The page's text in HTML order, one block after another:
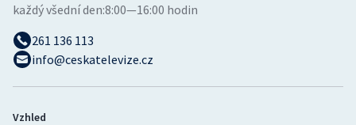
každý všední den:8:00—16:00 hodin
261 136 113
info@ceskatelevize.cz
Vzhled